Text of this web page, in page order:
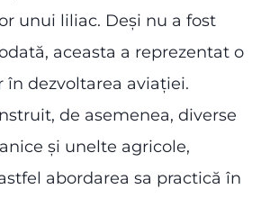
unui liliac. Deși nu a fost
aceasta a reprezentat o
în dezvoltarea aviației.
de asemenea, diverse
și unelte agricole,
abordarea sa practică în